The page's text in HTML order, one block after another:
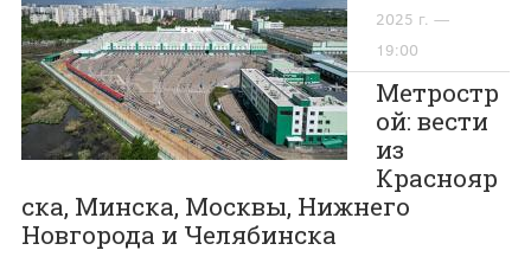
2025 г. —
19:00
Метростр
ой: вести
из
Краснояр
ска, Минска, Москвы, Нижнего
Новгорода и Челябинска